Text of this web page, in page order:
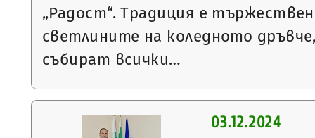
„Радост“. Традиция е
светлините на коледното
събират всички…
03.12.2024